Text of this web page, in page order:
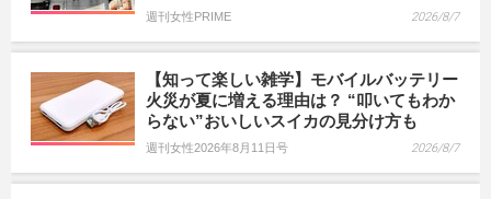
週刊女性PRIME 2026/8/7
【知って楽しい雑学】モバイルバッテリー
火災が夏に増える理由は？ “叩いてもわか
らない”おいしいスイカの見分け方も
週刊女性2026年8月11日号 2026/8/7